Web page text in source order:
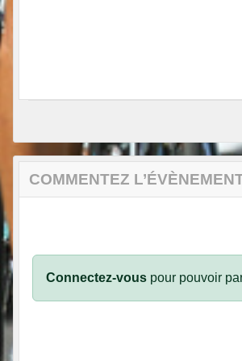
COMMENTEZ
Connectez-vous pour pouvoir